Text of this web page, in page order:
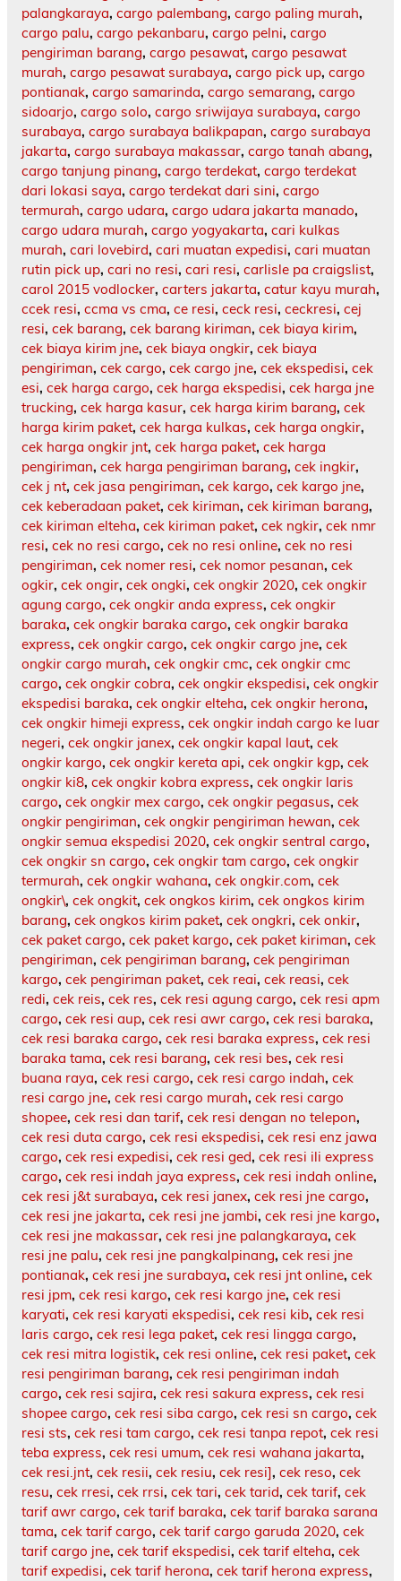
palangkaraya, cargo palembang, cargo paling murah,
cargo palu, cargo pekanbaru, cargo pelni, cargo
pengiriman barang, cargo pesawat, cargo pesawat
murah, cargo pesawat surabaya, cargo pick up, cargo
pontianak, cargo samarinda, cargo semarang, cargo
sidoarjo, cargo solo, cargo sriwijaya surabaya, cargo
surabaya, cargo surabaya balikpapan, cargo surabaya
jakarta, cargo surabaya makassar, cargo tanah abang,
cargo tanjung pinang, cargo terdekat, cargo terdekat
dari lokasi saya, cargo terdekat dari sini, cargo
termurah, cargo udara, cargo udara jakarta manado,
cargo udara murah, cargo yogyakarta, cari kulkas
murah, cari lovebird, cari muatan expedisi, cari muatan
rutin pick up, cari no resi, cari resi, carlisle pa craigslist,
carol 2015 vodlocker, carters jakarta, catur kayu murah,
ccek resi, ccma vs cma, ce resi, ceck resi, ceckresi, cej
resi, cek barang, cek barang kiriman, cek biaya kirim,
cek biaya kirim jne, cek biaya ongkir, cek biaya
pengiriman, cek cargo, cek cargo jne, cek ekspedisi, cek
esi, cek harga cargo, cek harga ekspedisi, cek harga jne
trucking, cek harga kasur, cek harga kirim barang, cek
harga kirim paket, cek harga kulkas, cek harga ongkir,
cek harga ongkir jnt, cek harga paket, cek harga
pengiriman, cek harga pengiriman barang, cek ingkir,
cek j nt, cek jasa pengiriman, cek kargo, cek kargo jne,
cek keberadaan paket, cek kiriman, cek kiriman barang,
cek kiriman elteha, cek kiriman paket, cek ngkir, cek nmr
resi, cek no resi cargo, cek no resi online, cek no resi
pengiriman, cek nomer resi, cek nomor pesanan, cek
ogkir, cek ongir, cek ongki, cek ongkir 2020, cek ongkir
agung cargo, cek ongkir anda express, cek ongkir
baraka, cek ongkir baraka cargo, cek ongkir baraka
express, cek ongkir cargo, cek ongkir cargo jne, cek
ongkir cargo murah, cek ongkir cmc, cek ongkir cmc
cargo, cek ongkir cobra, cek ongkir ekspedisi, cek ongkir
ekspedisi baraka, cek ongkir elteha, cek ongkir herona,
cek ongkir himeji express, cek ongkir indah cargo ke luar
negeri, cek ongkir janex, cek ongkir kapal laut, cek
ongkir kargo, cek ongkir kereta api, cek ongkir kgp, cek
ongkir ki8, cek ongkir kobra express, cek ongkir laris
cargo, cek ongkir mex cargo, cek ongkir pegasus, cek
ongkir pengiriman, cek ongkir pengiriman hewan, cek
ongkir semua ekspedisi 2020, cek ongkir sentral cargo,
cek ongkir sn cargo, cek ongkir tam cargo, cek ongkir
termurah, cek ongkir wahana, cek ongkir.com, cek
ongkir\, cek ongkit, cek ongkos kirim, cek ongkos kirim
barang, cek ongkos kirim paket, cek ongkri, cek onkir,
cek paket cargo, cek paket kargo, cek paket kiriman, cek
pengiriman, cek pengiriman barang, cek pengiriman
kargo, cek pengiriman paket, cek reai, cek reasi, cek
redi, cek reis, cek res, cek resi agung cargo, cek resi apm
cargo, cek resi aup, cek resi awr cargo, cek resi baraka,
cek resi baraka cargo, cek resi baraka express, cek resi
baraka tama, cek resi barang, cek resi bes, cek resi
buana raya, cek resi cargo, cek resi cargo indah, cek
resi cargo jne, cek resi cargo murah, cek resi cargo
shopee, cek resi dan tarif, cek resi dengan no telepon,
cek resi duta cargo, cek resi ekspedisi, cek resi enz jawa
cargo, cek resi expedisi, cek resi ged, cek resi ili express
cargo, cek resi indah jaya express, cek resi indah online,
cek resi j&t surabaya, cek resi janex, cek resi jne cargo,
cek resi jne jakarta, cek resi jne jambi, cek resi jne kargo,
cek resi jne makassar, cek resi jne palangkaraya, cek
resi jne palu, cek resi jne pangkalpinang, cek resi jne
pontianak, cek resi jne surabaya, cek resi jnt online, cek
resi jpm, cek resi kargo, cek resi kargo jne, cek resi
karyati, cek resi karyati ekspedisi, cek resi kib, cek resi
laris cargo, cek resi lega paket, cek resi lingga cargo,
cek resi mitra logistik, cek resi online, cek resi paket, cek
resi pengiriman barang, cek resi pengiriman indah
cargo, cek resi sajira, cek resi sakura express, cek resi
shopee cargo, cek resi siba cargo, cek resi sn cargo, cek
resi sts, cek resi tam cargo, cek resi tanpa repot, cek resi
teba express, cek resi umum, cek resi wahana jakarta,
cek resi.jnt, cek resii, cek resiu, cek resi], cek reso, cek
resu, cek rresi, cek rrsi, cek tari, cek tarid, cek tarif, cek
tarif awr cargo, cek tarif baraka, cek tarif baraka sarana
tama, cek tarif cargo, cek tarif cargo garuda 2020, cek
tarif cargo jne, cek tarif ekspedisi, cek tarif elteha, cek
tarif expedisi, cek tarif herona, cek tarif herona express,